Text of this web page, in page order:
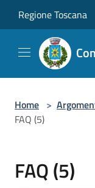
Regione Toscana
Home >
FAQ (5)
FAQ (5)